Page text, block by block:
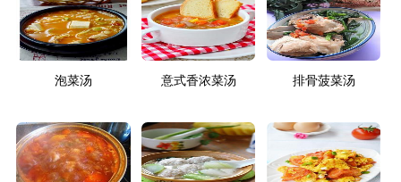
泡菜汤 意式香浓菜汤 排骨菠菜汤